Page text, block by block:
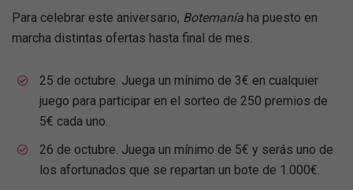
Para celebrar este aniversario, Botemanía ha puesto en
marcha distintas ofertas hasta final de mes.
25 de octubre. Juega un mínimo de 3€ en cualquier
juego para participar en el sorteo de 250 premios de
5€ cada uno.
26 de octubre. Juega un mínimo de 5€ y serás uno de
los afortunados que se repartan un bote de 1.000€.